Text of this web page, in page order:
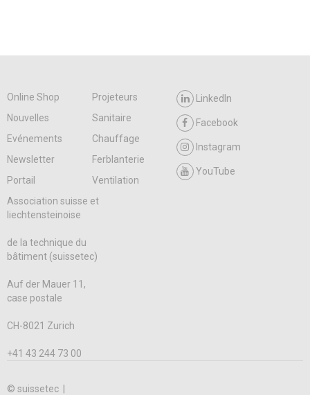
Online Shop
Projeteurs
Nouvelles
Sanitaire
Evénements
Chauffage
Newsletter
Ferblanterie
Portail
Ventilation
LinkedIn
Facebook
Instagram
YouTube
Association suisse et
liechtensteinoise
de la technique du
bâtiment (suissetec)
Auf der Mauer 11,
case postale
CH-8021 Zurich
+41 43 244 73 00
© suissetec |